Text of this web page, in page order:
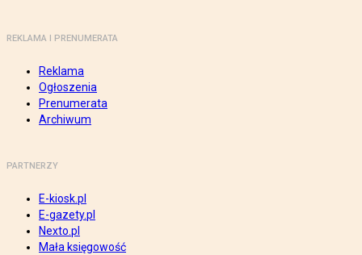
REKLAMA I PRENUMERATA
Reklama
Ogłoszenia
Prenumerata
Archiwum
PARTNERZY
E-kiosk.pl
E-gazety.pl
Nexto.pl
Mała księgowość